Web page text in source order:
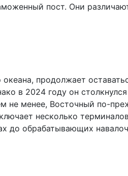
пост. Они
продолжает
в 2024 году он
не менее, Восточный по-
несколько
до обрабатывающих